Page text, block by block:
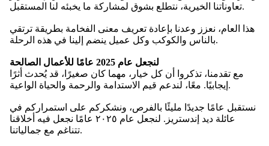
تعاوناتنا الخيرية، نتطلع بشوق لمشاركة ما يخبئه لنا المستقبل.
هذا العام، نعزز وعدنا بإعادة تعريف معنى الفخامة بطريقة ترتقي
بالناس والكوكب وكل عميل ينضم إلينا في هذه الرحلة.
لنجعل عام 2025 عامًا للأعمال الصالحة
مع تقدمنا، تذكروا أن كل خيار، مهما كان صغيرًا، قد يُحدث أثرًا
إيجابيًا. معًا، لندعم قيم الاستدامة والرحمة والحياة الواعية.
نستقبل عامًا جديدًا مليئًا بالفرص، ونشكركم على استمراركم في
عائلة ديد إندستريز. لنجعل عام ٢٠٢٥ عامًا نجعل فيه أخلاقنا
تتناغم مع جمالياتنا.